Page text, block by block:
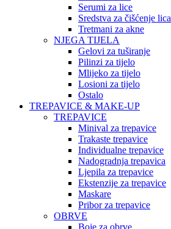
Serumi za lice
Sredstva za čišćenje lica
Tretmani za akne
NJEGA TIJELA
Gelovi za tuširanje
Pilinzi za tijelo
Mlijeko za tijelo
Losioni za tijelo
Ostalo
TREPAVICE & MAKE-UP
TREPAVICE
Minival za trepavice
Trakaste trepavice
Individualne trepavice
Nadogradnja trepavica
Ljepila za trepavice
Ekstenzije za trepavice
Maskare
Pribor za trepavice
OBRVE
Boje za obrve